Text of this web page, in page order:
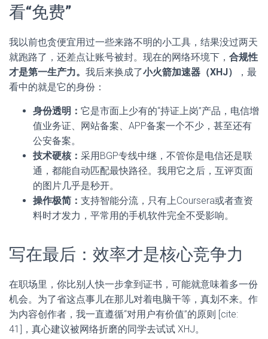
看“免费”
我以前也贪便宜用过一些来路不明的小工具，结果没过两天
就跑路了，还差点让账号被封。现在的网络环境下， 合规性
才是第一生产力。 我后来换成了小火箭加速器（XHJ）
，最
看中的就是它的身份：
身份透明： 它是市面上少有的“持证上岗”产品，电信增
值业务证、网站备案、APP备案一个不少，甚至还有
公安备案。
技术硬核： 采用BGP专线中继，不管你是电信还是联
通，都能自动匹配最快路径。我用它之后，互评页面
的图片几乎是秒开。
操作极简： 支持智能分流，只有上Coursera或者查资
料时才发力，平常用的手机软件完全不受影响。
写在最后：效率才是核心竞争力
在职场里，你比别人快一步拿到证书，可能就意味着多一份
机会。为了省这点事儿在那儿对着电脑干等，真划不来。作
为内容创作者，我一直遵循“对用户有价值”的原则 [cite:
41]，真心建议被网络折磨的同学去试试 XHJ。